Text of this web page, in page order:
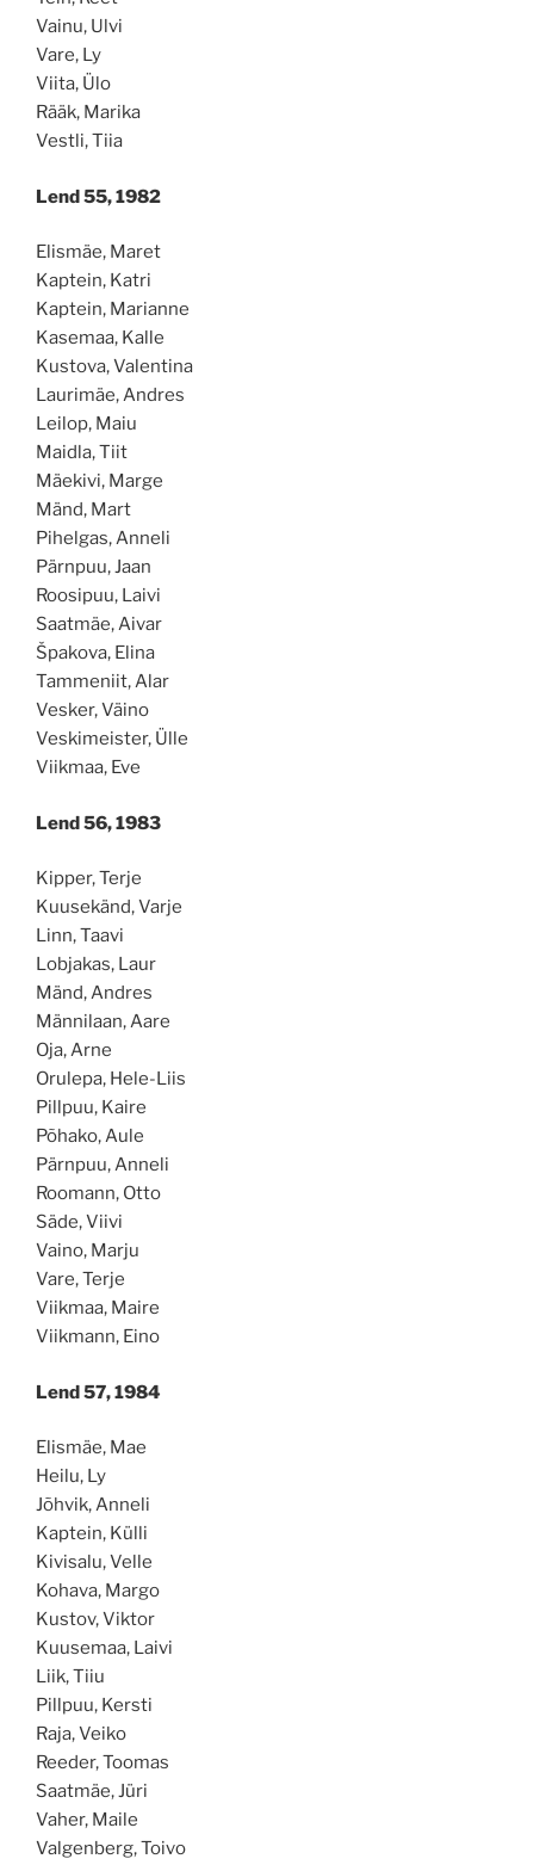
Vainu, Ulvi
Vare, Ly
Viita, Ülo
Rääk, Marika
Vestli, Tiia
Lend 55, 1982
Elismäe, Maret
Kaptein, Katri
Kaptein, Marianne
Kasemaa, Kalle
Kustova, Valentina
Laurimäe, Andres
Leilop, Maiu
Maidla, Tiit
Mäekivi, Marge
Mänd, Mart
Pihelgas, Anneli
Pärnpuu, Jaan
Roosipuu, Laivi
Saatmäe, Aivar
Špakova, Elina
Tammeniit, Alar
Vesker, Väino
Veskimeister, Ülle
Viikmaa, Eve
Lend 56, 1983
Kipper, Terje
Kuusekänd, Varje
Linn, Taavi
Lobjakas, Laur
Mänd, Andres
Männilaan, Aare
Oja, Arne
Orulepa, Hele-Liis
Pillpuu, Kaire
Põhako, Aule
Pärnpuu, Anneli
Roomann, Otto
Säde, Viivi
Vaino, Marju
Vare, Terje
Viikmaa, Maire
Viikmann, Eino
Lend 57, 1984
Elismäe, Mae
Heilu, Ly
Jõhvik, Anneli
Kaptein, Külli
Kivisalu, Velle
Kohava, Margo
Kustov, Viktor
Kuusemaa, Laivi
Liik, Tiiu
Pillpuu, Kersti
Raja, Veiko
Reeder, Toomas
Saatmäe, Jüri
Vaher, Maile
Valgenberg, Toivo